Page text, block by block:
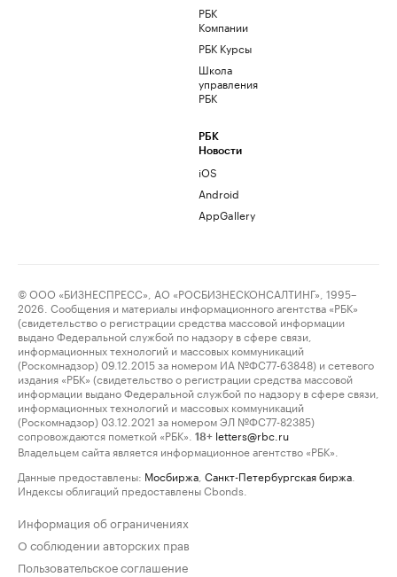
РБК
Компании
РБК Курсы
Школа
управления
РБК
РБК
Новости
iOS
Android
AppGallery
© ООО «БИЗНЕСПРЕСС», АО «РОСБИЗНЕСКОНСАЛТИНГ», 1995–
2026. Сообщения и материалы информационного агентства «РБК»
(свидетельство о регистрации средства массовой информации
выдано Федеральной службой по надзору в сфере связи,
информационных технологий и массовых коммуникаций
(Роскомнадзор) 09.12.2015 за номером ИА №ФС77-63848) и сетевого
издания «РБК» (свидетельство о регистрации средства массовой
информации выдано Федеральной службой по надзору в сфере связи,
информационных технологий и массовых коммуникаций
(Роскомнадзор) 03.12.2021 за номером ЭЛ №ФС77-82385)
сопровождаются пометкой «РБК».
18+ letters@rbc.ru
Владельцем сайта является информационное агентство «РБК».
Данные предоставлены: Мосбиржа Санкт-Петербургская биржа
Индексы облигаций предоставлены Cbonds.
Информация об ограничениях
О соблюдении авторских прав
Пользовательское соглашение